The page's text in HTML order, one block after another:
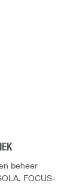
beheer
FOCUS-